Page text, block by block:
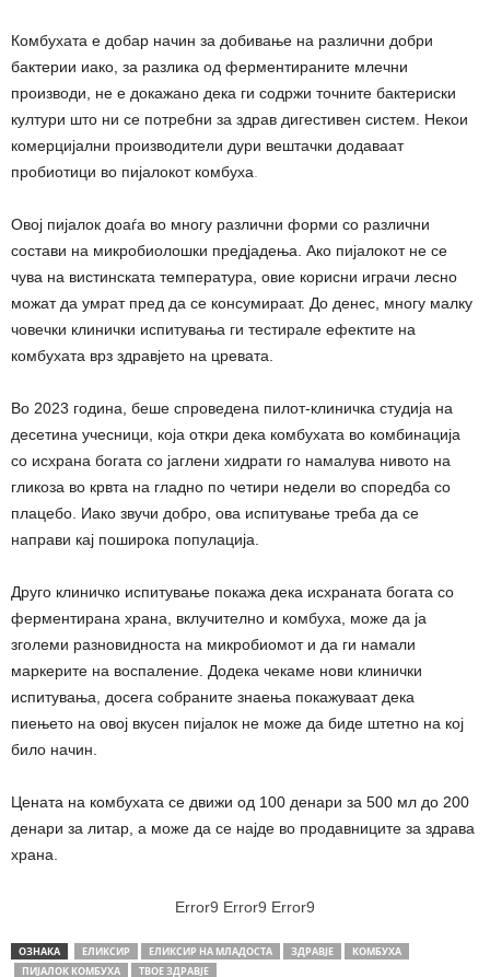
Комбухата е добар начин за добивање на различни добри
бактерии иако, за разлика од ферментираните млечни
производи, не е докажано дека ги содржи точните бактериски
култури што ни се потребни за здрав дигестивен систем. Некои
комерцијални производители дури вештачки додаваат
пробиотици во пијалокот комбуха.
Овој пијалок доаѓа во многу различни форми со различни
состави на микробиолошки предјадења. Ако пијалокот не се
чува на вистинската температура, овие корисни играчи лесно
можат да умрат пред да се консумираат. До денес, многу малку
човечки клинички испитувања ги тестирале ефектите на
комбухата врз здравјето на цревата.
Во 2023 година, беше спроведена пилот-клиничка студија на
десетина учесници, која откри дека комбухата во комбинација
со исхрана богата со јаглени хидрати го намалува нивото на
гликоза во крвта на гладно по четири недели во споредба со
плацебо. Иако звучи добро, ова испитување треба да се
направи кај поширока популација.
Друго клиничко испитување покажа дека исхраната богата со
ферментирана храна, вклучително и комбуха, може да ја
зголеми разновидноста на микробиомот и да ги намали
маркерите на воспаление. Додека чекаме нови клинички
испитувања, досега собраните знаења покажуваат дека
пиењето на овој вкусен пијалок не може да биде штетно на кој
било начин.
Цената на комбухата се движи од 100 дeнари за 500 мл до 200
дeнари за литар, а може да се најде во продавниците за здрава
храна.
Error9 Error9 Error9
ОЗНАКА ЕЛИКСИР ЕЛИКСИР НА МЛАДОСТА ЗДРАВЈЕ
КОМБУХА
ПИЈАЛОК КОМБУХА
ТВОЕ ЗДРАВЈЕ